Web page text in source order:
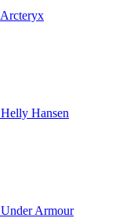
Arcteryx
Helly Hansen
Under Armour